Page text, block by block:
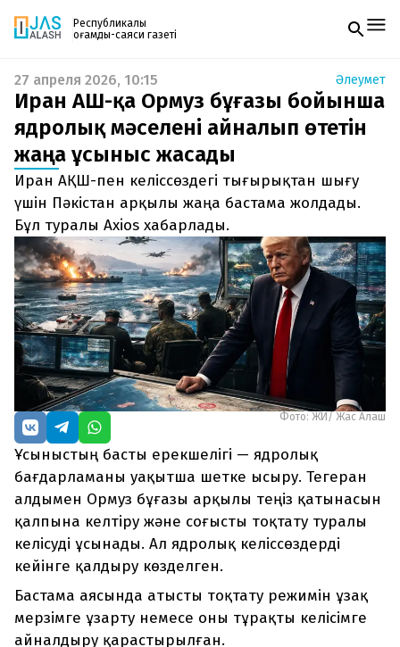
Республикалық
қоғамдық-саяси газеті
Жаңалықтар
Спорт
Live
Руханият
Аймақ
Архив
Заң және тәртіп
Редакциямен байланыс
+7 708 604 51 06
Жарнама бөлімі
+7 701 220 64 52
Пошта
zhasalash100@gmail.com
Газетке жазылу
PDF форматтағы газетті ай сайын электронды
поштаңызға алып отырыңыз. Жаңа нөмір
шыққан сәтте сізге бірден жіберіледі. Тек email
енгізіңіз, біз қалғанын өзіміз жібереміз.
27 апреля 2026, 10:15 Әлеумет
Иран АҚШ-қа Ормуз бұғазы бойынша
ядролық мәселені айналып өтетін
жаңа ұсыныс жасады
Иран АҚШ-пен келіссөздегі тығырықтан шығу
үшін Пәкістан арқылы жаңа бастама жолдады.
Бұл туралы Axios хабарлады.
Фото: ЖИ/ Жас Алаш
Ұсыныстың басты ерекшелігі — ядролық
бағдарламаны уақытша шетке ысыру. Тегеран
алдымен Ормуз бұғазы арқылы теңіз қатынасын
қалпына келтіру және соғысты тоқтату туралы
келісуді ұсынады. Ал ядролық келіссөздерді
кейінге қалдыру көзделген.
Бастама аясында атысты тоқтату режимін ұзақ
мерзімге ұзарту немесе оны тұрақты келісімге
айналдыру қарастырылған.